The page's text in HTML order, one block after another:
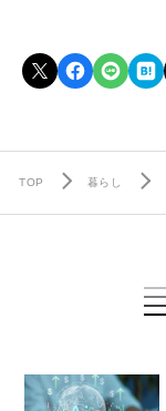
TOP 暮らし